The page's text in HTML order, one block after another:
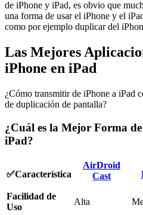
de iPhone y iPad, es obvio que
una forma de usar el iPhone y el
como por ejemplo duplicar del
Las Mejores
iPhone en iPad
¿Cómo transmitir de iPhone a iPad
de duplicación de pantalla?
¿Cuál es la Mejor Forma
iPad?
✅Característica
AirDroid
Cast
Facilidad de
Uso
Alta